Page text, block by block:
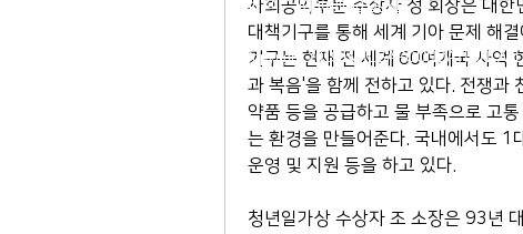
사회공익부문 수상자 정 회장은 대
대책기구를 통해 세계 기아 문제 해
기구는 현재 전 세계 60여개국 사역
과 복음'을 함께 전하고 있다. 전쟁과
약품 등을 공급하고 물 부족으로 고
는 환경을 만들어준다. 국내에서도 1
운영 및 지원 등을 하고 있다.
청년일가상 수상자 조 소장은 93년
​이메일 :ilga@ilga.or.kr
© Copyright 2019 by ILGAFOUNDATION.